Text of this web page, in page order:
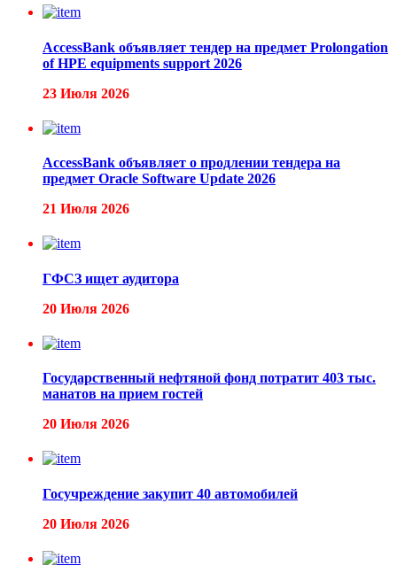
AccessBank объявляет тендер на предмет Prolongation
of HPE equipments support 2026
23 Июля 2026
AccessBank объявляет о продлении тендера на
предмет Oracle Software Update 2026
21 Июля 2026
ГФСЗ ищет аудитора
20 Июля 2026
Государственный нефтяной фонд потратит 403 тыс.
манатов на прием гостей
20 Июля 2026
Госучреждение закупит 40 автомобилей
20 Июля 2026